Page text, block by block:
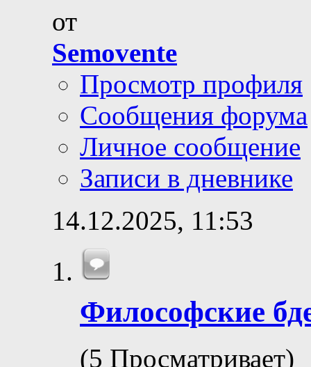
от
Semovente
Просмотр профиля
Сообщения форума
Личное сообщение
Записи в дневнике
14.12.2025, 11:53
Философские
(5 Просматривает)